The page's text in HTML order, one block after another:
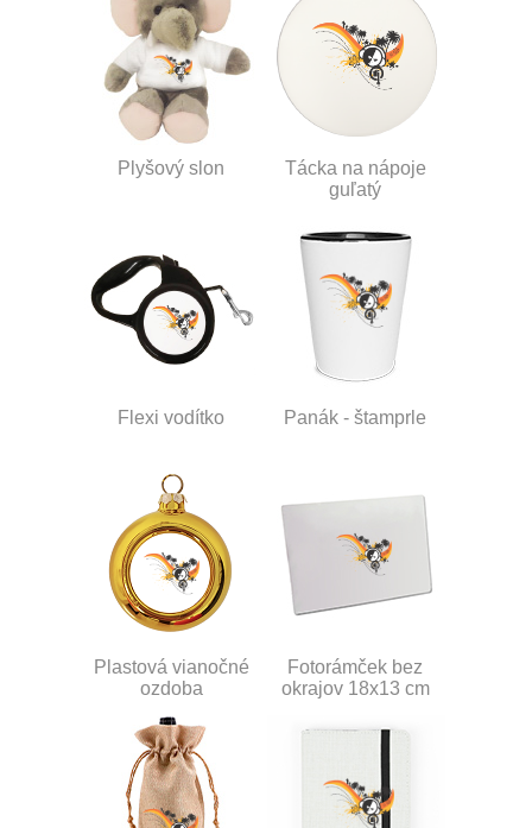
Plyšový slon
Tácka na nápoje
guľatý
Flexi vodítko Panák - štamprle
Plastová vianočné
ozdoba
Fotorámček bez
okrajov 18x13 cm